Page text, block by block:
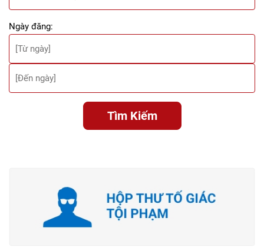
Ngày đăng:
Tìm Kiếm